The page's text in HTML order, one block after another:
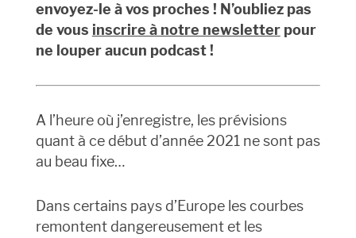
envoyez-le à vos proches ! N’oubliez pas
de vous inscrire à notre newsletterpour
ne louper aucun podcast !
A l’heure où j’enregistre, les prévisions
quant à ce début d’année 2021 ne sont pas
au beau fixe…
Dans certains pays d’Europe les courbes
remontent dangereusement et les